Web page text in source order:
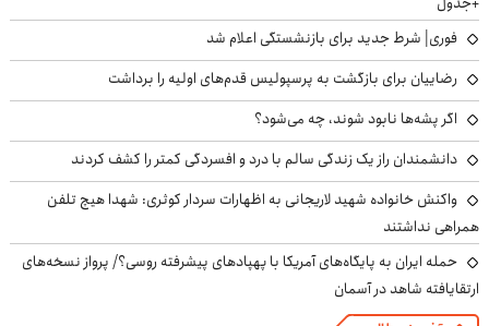
فوری| شرط جدید برای بازنشستگی اعلام شد
رضاییان برای بازگشت به پرسپولیس قدم‌های اولیه را برداشت
اگر پشه‌ها نابود شوند، چه می‌شود؟
دانشمندان راز یک زندگی سالم با درد و افسردگی کمتر را کشف کردند
واکنش خانواده شهید لاریجانی به اظهارات سردار کوثری: شهدا هیچ تلفن
همراهی نداشتند
حمله ایران به پایگاه‌های آمریکا با پهپادهای پیشرفته روسی؟/ پرواز نسخه‌های
ارتقایافته شاهد در آسمان